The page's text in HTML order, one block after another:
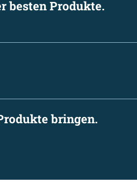
besten Produkte.
bringen.